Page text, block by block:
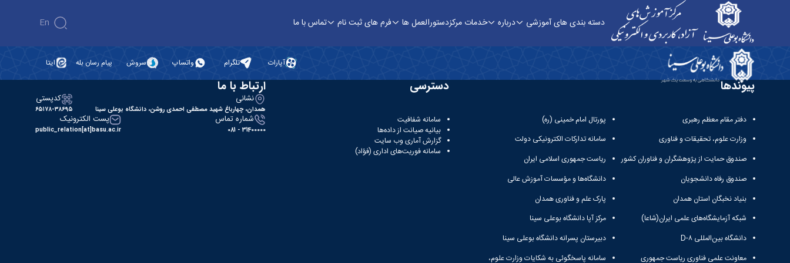
دسته بندی های آموزشی درباره خدمات مرکزدستورالعمل ها فرم های ثبت نام تماس با ما En
ارتباط با فرزندان - آموزش‌های آزاد و الکترونیکی دانشگاه بوعلی سینا آپارات تلگرام واتساپ سروش پیام رسان بله ایتا
پیوندها
دفتر مقام معظم رهبری
وزارت علوم، تحقیقات و فناوری
صندوق حمایت از پژوهشگران و فناوران کشور
صندوق رفاه دانشجویان
بنیاد نخبگان استان همدان
شبکه آزمایشگاه‌های علمی ایران(شاعا)
دانشگاه بین‌المللی D-۸
معاونت علمی فناوری ریاست جمهوری
پورتال امام خمینی (ره)
سامانه تدارکات الکترونیکی دولت
ریاست جمهوری اسلامی ایران
دانشگاه‌ها و مؤسسات آموزش عالی
پارک علم و فناوری همدان
مرکز آپا دانشگاه بوعلی سینا
دبیرستان پسرانه دانشگاه بوعلی سینا
سامانه پاسخگوئی به شکایات وزارت علوم،
دسترسی
سامانه شفافیت
بیانیه صیانت از داده‌ها
گزارش آماری وب‌ سایت
سامانه فوریت‌های اداری (فؤاد)
ارتباط با ما
نشانی
همدان، چهارباغ شهید مصطفی احمدی روشن، دانشگاه بوعلی سینا
کدپستی
۶۵۱۷۸-۳۸۶۹۵
شماره تماس
31400000 - 081
پست الکترونیک
public_relation[at]basu.ac.ir